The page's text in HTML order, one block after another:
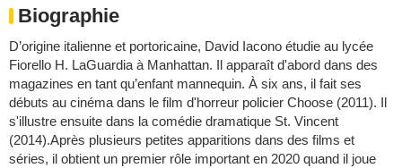
Biographie
D’origine italienne et portoricaine, David Iacono étudie au lycée
Fiorello H. LaGuardia à Manhattan. Il apparaît d'abord dans des
magazines en tant qu’enfant mannequin. À six ans, il fait ses
débuts au cinéma dans le film d'horreur policier Choose (2011). Il
s'illustre ensuite dans la comédie dramatique St. Vincent
(2014).Après plusieurs petites apparitions dans des films et
séries, il obtient un premier rôle important en 2020 quand il joue